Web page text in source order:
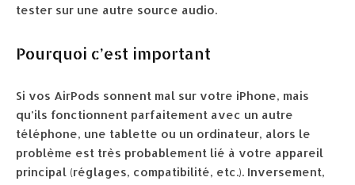
tester sur une autre source audio.
Pourquoi c’est important
Si vos AirPods sonnent mal sur votre iPhone, mais
qu’ils fonctionnent parfaitement avec un autre
téléphone, une tablette ou un ordinateur, alors le
problème est très probablement lié à votre appareil
principal (réglages, compatibilité, etc.). Inversement,